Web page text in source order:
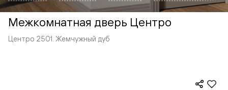
Межкомнатная дверь Центро
Центро 2501. Жемчужный дуб